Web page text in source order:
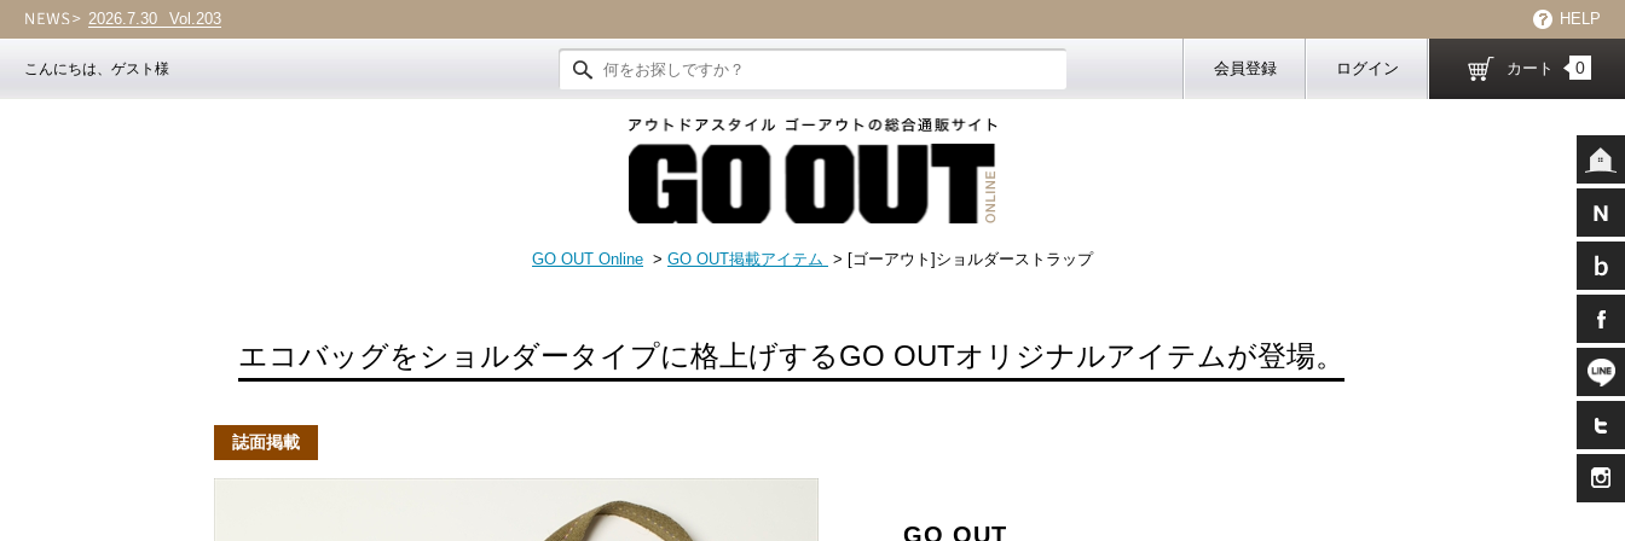
2026.7.30 NEW ARRIVAL HELP
こんにちは、ゲスト様 会員登録 ログイン カート 0
GO OUT Online > GO OUT掲載アイテム > [ゴーアウト]ショルダーストラップ
エコバッグをショルダータイプに格上げするGO OUTオリジナルアイテムが登場。
誌面掲載
GO OUT